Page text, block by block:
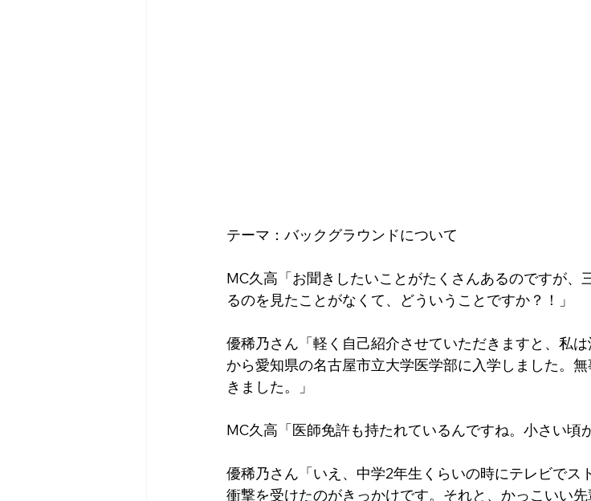
テーマ：バックグラウンドについて
MC久高「お聞きしたいことがたくさんあるのですが、
るのを見たことがなくて、どういうことですか？！」
優稀乃さん「軽く自己紹介させていただきますと、私
から愛知県の名古屋市立大学医学部に入学しました。
きました。」
MC久高「医師免許も持たれているんですね。小さい頃
優稀乃さん「いえ、中学2年生くらいの時にテレビでス
衝撃を受けたのがきっかけです。それと、かっこいい